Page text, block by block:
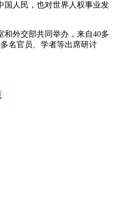
国人民，也对世界人权事业发
外交部共同举办，来自40多
名官员、学者等出席研讨